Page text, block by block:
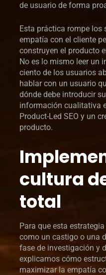
de usuario de forma
Esta práctica rompe
empatía con el cliente
construyen el producto
No es lo mismo leer un
ciento de los usuarios
hablar con un usuario
dónde debe introducir
información cualitativa
Product-Led SEO y un
producto.
cultura
total
Para que esta
como un castigo o una
fase de investigación y
explicamos cómo
maximizar la empatía